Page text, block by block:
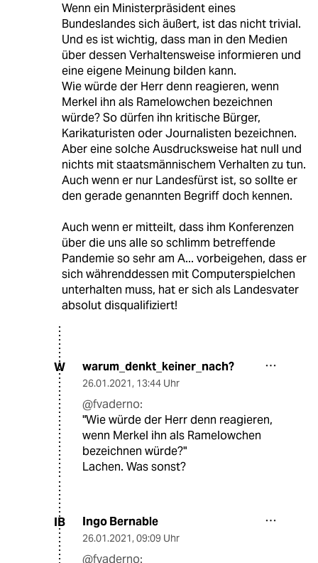
Wenn ein Ministerpräsident eines
Bundeslandes sich äußert, ist das nicht trivial.
Und es ist wichtig, dass man in den Medien
über dessen Verhaltensweise informieren und
eine eigene Meinung bilden kann.
Wie würde der Herr denn reagieren, wenn
Merkel ihn als Ramelowchen bezeichnen
würde? So dürfen ihn kritische Bürger,
Karikaturisten oder Journalisten bezeichnen.
Aber eine solche Ausdrucksweise hat null und
nichts mit staatsmännischem Verhalten zu tun.
Auch wenn er nur Landesfürst ist, so sollte er
den gerade genannten Begriff doch kennen.
Auch wenn er mitteilt, dass ihm Konferenzen
über die uns alle so schlimm betreffende
Pandemie so sehr am A... vorbeigehen, dass er
sich währenddessen mit Computerspielchen
unterhalten muss, hat er sich als Landesvater
absolut disqualifiziert!
W warum_denkt_keiner_nach?
26.01.2021, 13:44 Uhr
@fvaderno:
"Wie würde der Herr denn reagieren,
wenn Merkel ihn als Ramelowchen
bezeichnen würde?"
Lachen. Was sonst?
IB Ingo Bernable
26.01.2021, 09:09 Uhr
@fvaderno: